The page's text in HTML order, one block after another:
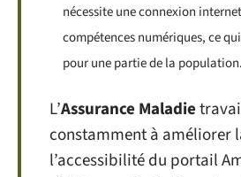
nécessite une connexion
compétences numériques, ce
pour une partie de la population.
L’Assurance Maladie
constamment à améliorer
l’accessibilité du portail